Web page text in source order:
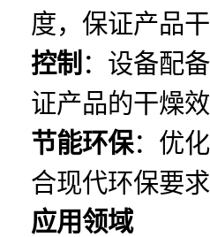
度，保证产品
控制 ：设备配
证产品的干燥
节能环保：优
合现代环保要求
应用领域